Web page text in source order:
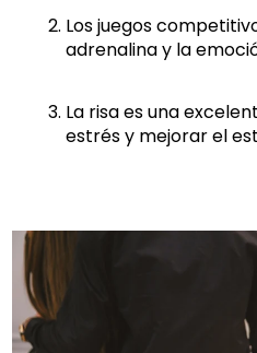
Los juegos
adrenalina y la
La risa es una
estrés y mejorar el